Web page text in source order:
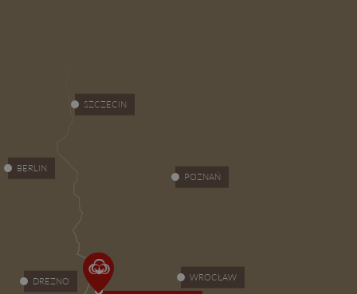
WROCŁAW
POZNAŃ
BERLIN
DREZNO
SZCZECIN